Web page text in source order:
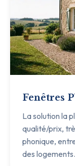
Fenêtres
La solution la
qualité/prix,
phonique,
des logements.